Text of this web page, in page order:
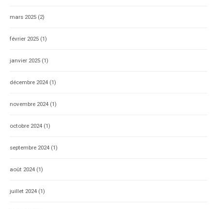
mars 2025 (2)
février 2025 (1)
janvier 2025 (1)
décembre 2024 (1)
novembre 2024 (1)
octobre 2024 (1)
septembre 2024 (1)
août 2024 (1)
juillet 2024 (1)